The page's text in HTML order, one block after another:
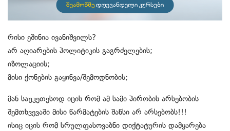
რისი ეშინია ივანიშვილს?
არ აღიარების პოლიტიკის გაგრძელების;
იზოლაციის;
მისი ქონების გაყინვა/შემოდნობის;
მან საუკეთესოდ იცის რომ ამ სამი პირობის არსებობის
შემთხვევაში მისი წარმატების შანსი არ არსებობს!!!
ისიც იცის რომ სრულფასოვაბნი დიქტატურის დამყარება